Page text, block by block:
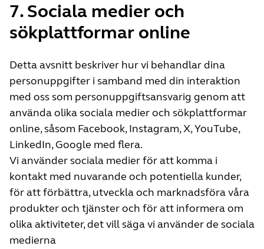
7. Sociala medier och
sökplattformar online
Detta avsnitt beskriver hur vi behandlar dina
personuppgifter i samband med din interaktion
med oss som personuppgiftsansvarig genom att
använda olika sociala medier och sökplattformar
online, såsom Facebook, Instagram, X, YouTube,
LinkedIn, Google med flera.
Vi använder sociala medier för att komma i
kontakt med nuvarande och potentiella kunder,
för att förbättra, utveckla och marknadsföra våra
produkter och tjänster och för att informera om
olika aktiviteter, det vill säga vi använder de sociala
medierna